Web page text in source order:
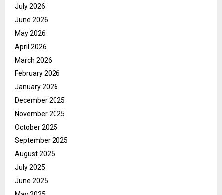
July 2026
June 2026
May 2026
April 2026
March 2026
February 2026
January 2026
December 2025
November 2025
October 2025
September 2025
August 2025
July 2025
June 2025